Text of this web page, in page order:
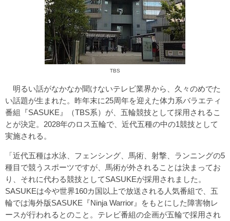
TBS
明るい話がなかなか聞けないテレビ業界から、久々のめでた
い話題が生まれた。昨年末に25周年を迎えた体力系バラエティ
番組『SASUKE』（TBS系）が、五輪競技として採用されるこ
とが決定。2028年のロス五輪で、近代五種の中の1競技として
実施される。
「近代五種は水泳、フェンシング、馬術、射撃、ランニングの5
種目で競うスポーツですが、馬術が外されることは決まってお
り、それに代わる競技としてSASUKEが採用されました。
SASUKEは今や世界160カ国以上で放送される人気番組で、五
輪では海外版SASUKE『Ninja Warrior』をもとにした障害物レ
ースが行われるとのこと。テレビ番組の企画が五輪で採用され